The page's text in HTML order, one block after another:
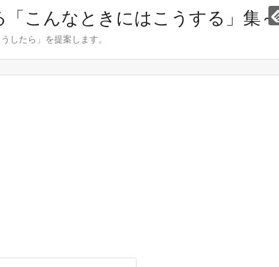
こんなときにはこうする」集～
したら」を提案します。